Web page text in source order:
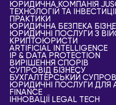
ЮРИДИЧНА КОМПАНІЯ
ТЕХНОЛОГІЙ ТА
ПРАКТИКИ
ЮРИДИЧНА БЕЗПЕКА
ЮРИДИЧНІ ПОСЛУГИ З
КРИПТОЮРИСТИ
АRTIFICIAL ІNTELLIGENCE
IP & DATA PROTECTION
ВИРІШЕННЯ СПОРІВ
СУПРОВІД БІЗНЕСУ
БУХГАЛТЕРСЬКИЙ
ЮРИДИЧНІ ПОСЛУГИ ДЛЯ
FINANCE
ІННОВАЦІЇ LEGAL TECH